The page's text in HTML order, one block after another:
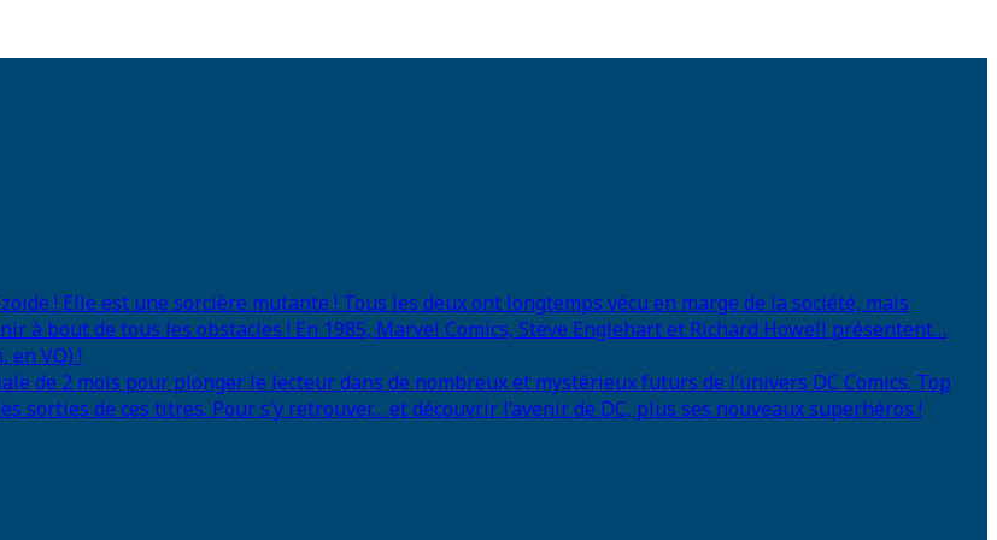
! Elle est une sorcière mutante ! Tous les deux ont longtemps vécu en marge de la société, mais
à bout de tous les obstacles ! En 1985, Marvel Comics, Steve Englehart et Richard Howell présentent…
en VO) !
de 2 mois pour plonger le lecteur dans de nombreux et mystérieux futurs de l’univers DC Comics. Top
sorties de ces titres. Pour s’y retrouver… et découvrir l’avenir de DC, plus ses nouveaux superhéros !